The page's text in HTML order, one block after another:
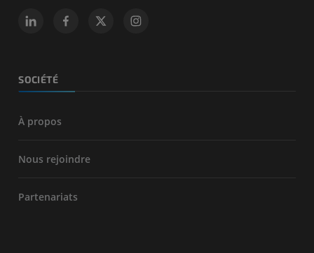
SOCIÉTÉ
À propos
Nous rejoindre
Partenariats